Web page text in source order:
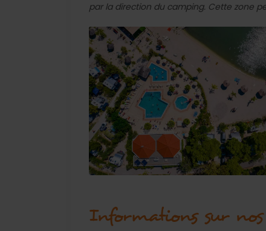
par la direction du camping. Cette zone
Informations sur nos